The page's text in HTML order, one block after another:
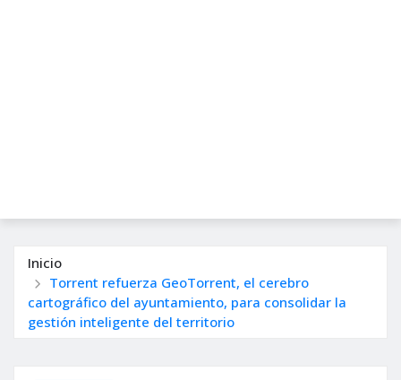
Inicio
Torrent refuerza GeoTorrent, el cerebro
cartográfico del ayuntamiento, para consolidar la
gestión inteligente del territorio